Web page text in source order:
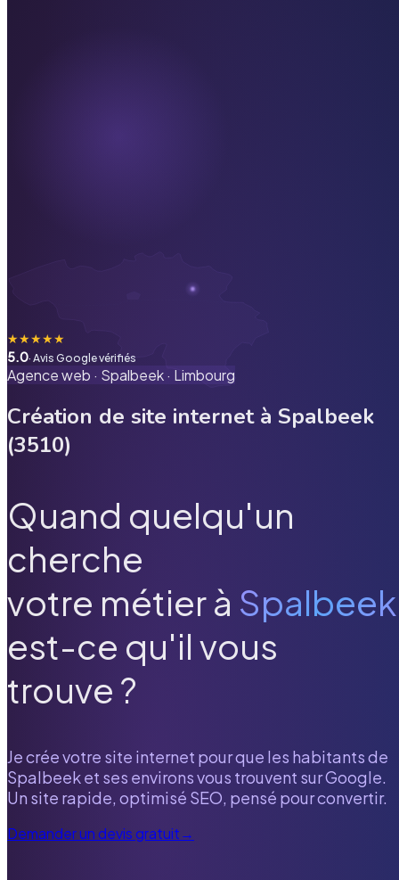
★★★★★
5.0· Avis Google vérifiés
Agence web · Spalbeek· Limbourg
Création de site internet à Spalbeek
(3510)
Quand quelqu'un
cherche
votre métier à Spalbeek
est-ce qu'il vous
trouve ?
Je crée votre site internet pour que les habitants de
Spalbeeket ses environs vous trouvent sur Google.
Un site rapide, optimisé SEO, pensé pour convertir.
Demander un devis gratuit→